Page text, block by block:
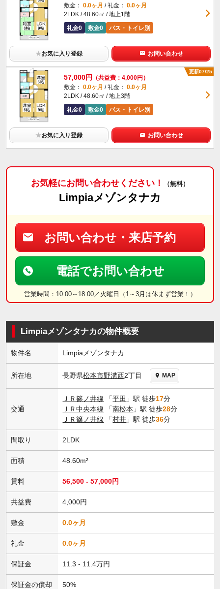
敷金： 0.0ヶ月 / 礼金： 0.0ヶ月
2LDK / 48.60㎡ / 地上1階
礼金0
敷金0 バス・トイレ別
★お気に入り登録 お問い合わせ
更新07/25
57,000円
（共益費：4,000円）
敷金： 0.0ヶ月 / 礼金： 0.0ヶ月
2LDK / 48.60㎡ / 地上3階
礼金0
敷金0 バス・トイレ別
★お気に入り登録 お問い合わせ
お気軽にお問い合わせください！ （無料）
Limpiaメゾンタナカ
お問い合わせ・来店予約
電話でお問い合わせ
営業時間：10:00～18:00／火曜日（1～3月は休まず営業！）
Limpiaメゾンタナカの物件概要
物件名 Limpiaメゾンタナカ
所在地 長野県松本市野溝西2丁目 MAP
交通
ＪＲ篠ノ井線 「平田 」駅 徒歩17分
ＪＲ中央本線 「南松本 」駅 徒歩28分
ＪＲ篠ノ井線 「村井 」駅 徒歩36分
間取り 2LDK
面積 48.60m²
賃料 56,500 - 57,000円
共益費 4,000円
敷金 0.0ヶ月
礼金 0.0ヶ月
保証金 11.3 - 11.4万円
保証金の償却 50%